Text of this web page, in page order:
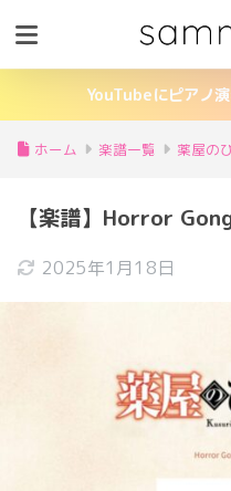
YouTubeにピアノ
ホーム 楽譜一覧 薬屋の
【楽譜】Horror
2025年1月18日